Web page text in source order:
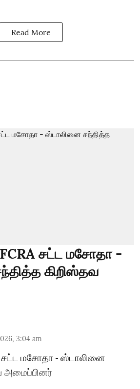
Read More
சட்ட மசோதா -
கிறிஸ்தவ
3:04 am
சட்ட மசோதா - ஸ்டாலினை
அமைப்பினர்